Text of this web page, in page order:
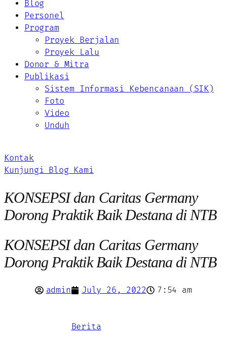
Blog
Personel
Program
Proyek Berjalan
Proyek Lalu
Donor & Mitra
Publikasi
Sistem Informasi Kebencanaan (SIK)
Foto
Video
Unduh
Kontak
Kunjungi Blog Kami
KONSEPSI dan Caritas Germany
Dorong Praktik Baik Destana di NTB
KONSEPSI dan Caritas Germany
Dorong Praktik Baik Destana di NTB
admin July 26, 2022 7:54 am
Berita